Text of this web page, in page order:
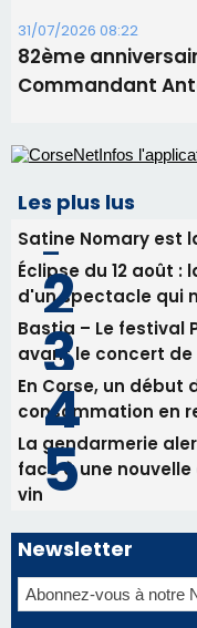
RCPV
31/07/2026 08:22
Commandant
Les plus lus
Satine Nomary est
Éclipse du 12 août :
d'un spectacle qui
Bastia – Le festival
avant le concert de
En Corse, un début
consommation en
La gendarmerie
vin
Newsletter